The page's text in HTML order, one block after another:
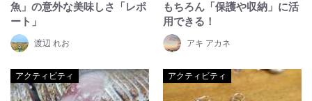
魚」の意外な美味しさ「レポ
ート」
渡辺 れお
もちろん「保護や収納」に活
用できる！
アキ アカネ
アクティビティ アクティビティ